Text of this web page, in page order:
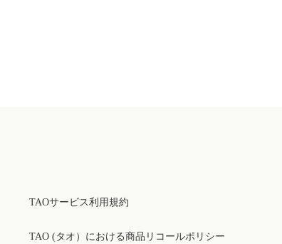
TAOサービス利用規約
TAO (タオ）における商品リコールポリシー